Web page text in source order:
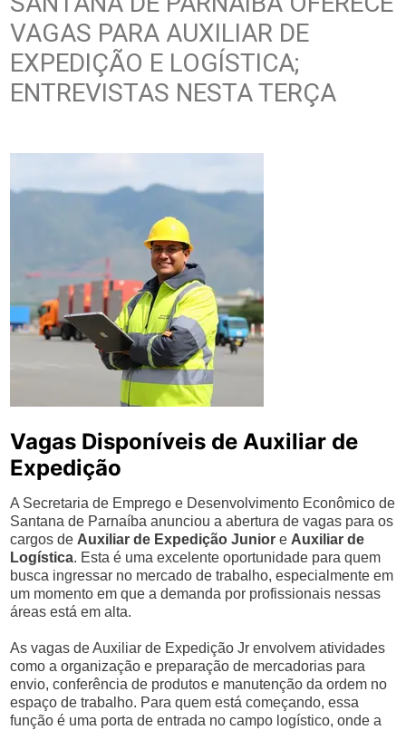
VAGAS PARA AUXILIAR DE
EXPEDIÇÃO E LOGÍSTICA;
ENTREVISTAS NESTA TERÇA
Vagas Disponíveis de Auxiliar de
Expedição
A Secretaria de Emprego e Desenvolvimento Econômico de
Santana de Parnaíba anunciou a abertura de vagas para os
cargos de Auxiliar de Expedição Junior e Auxiliar de
Logística. Esta é uma excelente oportunidade para quem
busca ingressar no mercado de trabalho, especialmente em
um momento em que a demanda por profissionais nessas
áreas está em alta.
As vagas de Auxiliar de Expedição Jr envolvem atividades
como a organização e preparação de mercadorias para
envio, conferência de produtos e manutenção da ordem no
espaço de trabalho. Para quem está começando, essa
função é uma porta de entrada no campo logístico, onde a